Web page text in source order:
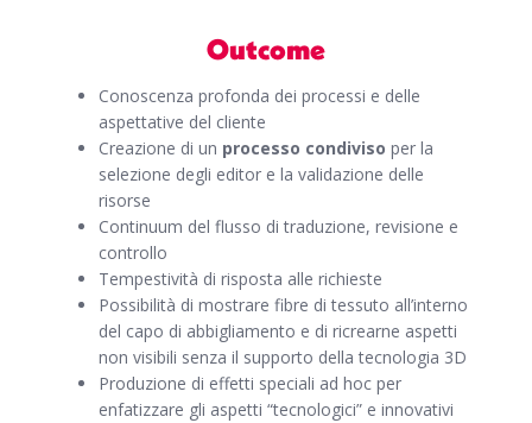
Outcome
Conoscenza profonda dei processi e delle
aspettative del cliente
Creazione di un processo condiviso per la
selezione degli editor e la validazione delle
risorse
Continuum del flusso di traduzione, revisione e
controllo
Tempestività di risposta alle richieste
Possibilità di mostrare fibre di tessuto all’interno
del capo di abbigliamento e di ricrearne aspetti
non visibili senza il supporto della tecnologia 3D
Produzione di effetti speciali ad hoc per
enfatizzare gli aspetti “tecnologici” e innovativi